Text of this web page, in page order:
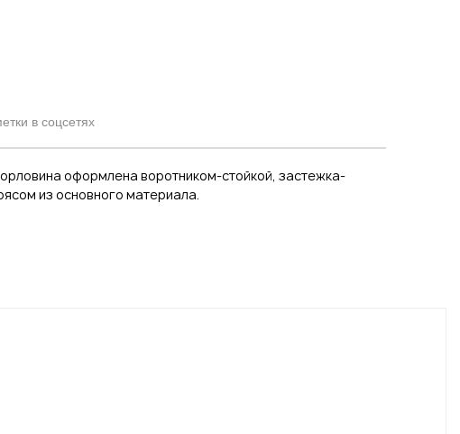
в соцсетях
оформлена воротником-стойкой, застежка-
из основного материала.